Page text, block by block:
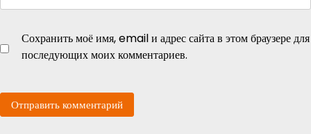
Сохранить моё имя, email и адрес сайта в этом браузере для
последующих моих комментариев.